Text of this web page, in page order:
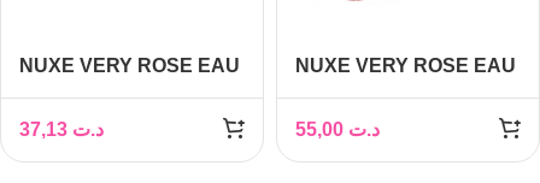
NUXE VERY ROSE EAU
APAISANTE 3 EN 1-
100ML
د.ت
NUXE VERY ROSE EAU
APAISANTE 3 EN 1
200ML
د.ت